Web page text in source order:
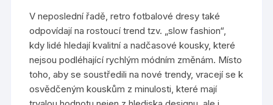
V neposlední řadě, retro fotbalové dresy také
odpovídají na rostoucí trend tzv. „slow fashion“,
kdy lidé hledají kvalitní a nadčasové kousky, které
nejsou podléhající rychlým módním změnám. Místo
toho, aby se soustředili na nové trendy, vracejí se k
osvědčeným kouskům z minulosti, které mají